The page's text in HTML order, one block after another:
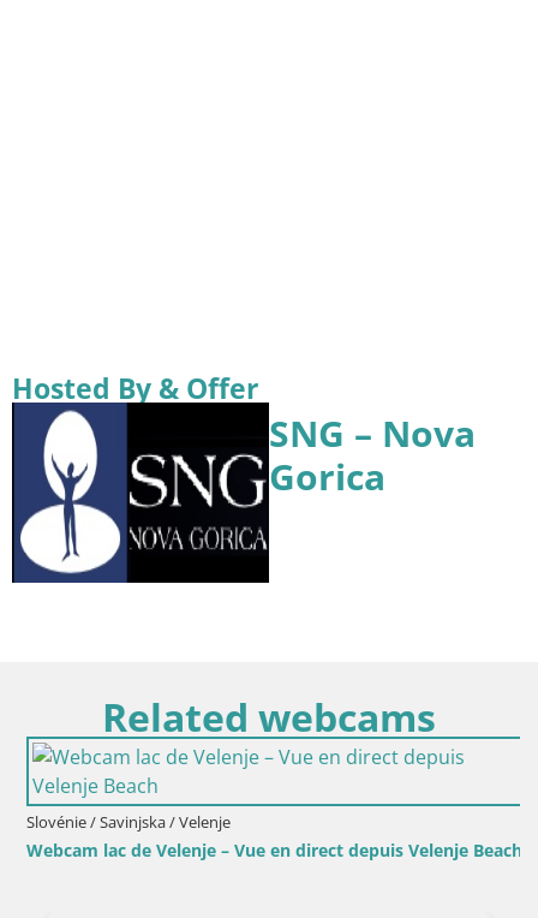
Hosted By & Offer
SNG – Nova
Gorica
Related webcams
Slovénie / Savinjska / Velenje
Webcam lac de Velenje – Vue en direct depuis Velenje Beach